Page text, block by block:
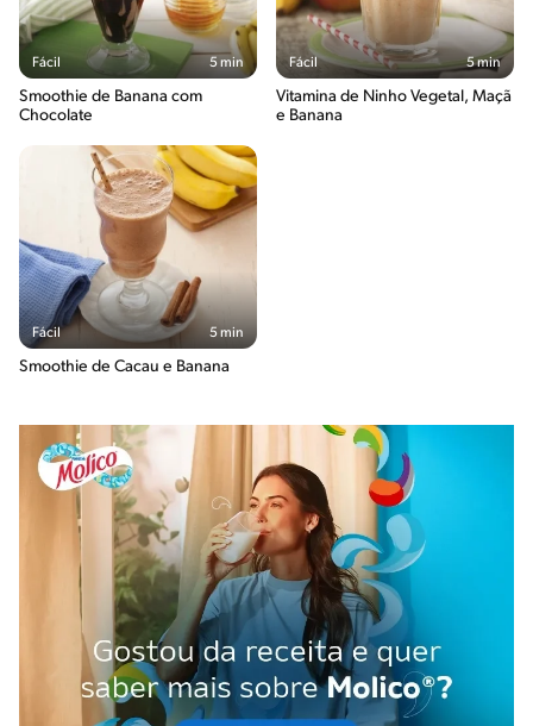
Fácil 5 min
Smoothie de Banana com
Chocolate
Fácil 5 min
Vitamina de Ninho Vegetal, Maçã
e Banana
Fácil 5 min
Smoothie de Cacau e Banana